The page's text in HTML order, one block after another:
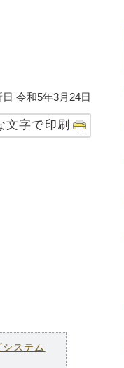
日 令和5年3月24日
文字で印刷
ステム